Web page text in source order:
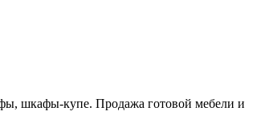
шкафы-купе. Продажа готовой мебели и